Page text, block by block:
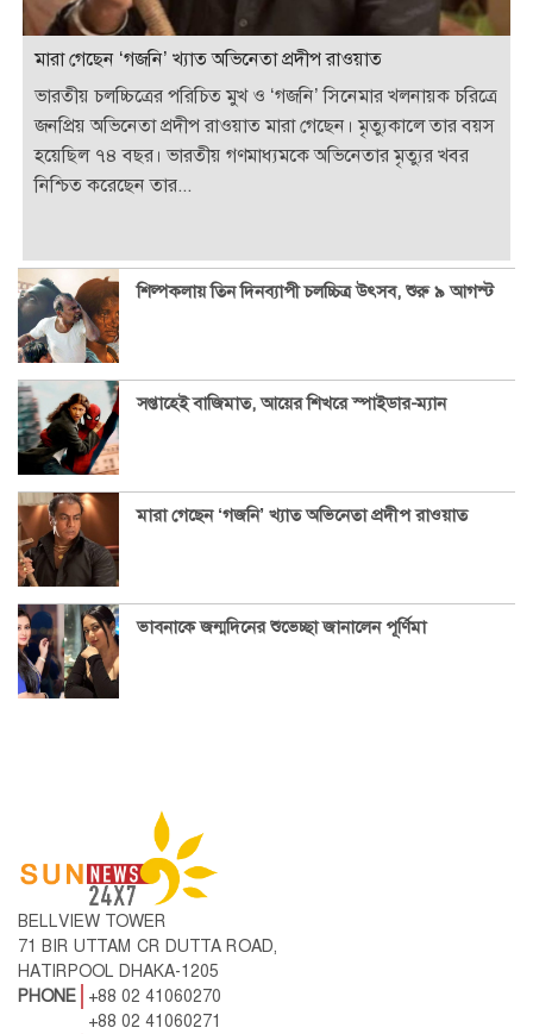
মারা গেছেন ‘গজনি’ খ্যাত অভিনেতা প্রদীপ রাওয়াত
ভারতীয় চলচ্চিত্রের পরিচিত মুখ ও ‘গজনি’ সিনেমার খলনায়ক চরিত্রে
জনপ্রিয় অভিনেতা প্রদীপ রাওয়াত মারা গেছেন। মৃত্যুকালে তার বয়স
হয়েছিল ৭৪ বছর। ভারতীয় গণমাধ্যমকে অভিনেতার মৃত্যুর খবর
নিশ্চিত করেছেন তার...
শিল্পকলায় তিন দিনব্যাপী চলচ্চিত্র উৎসব, শুরু ৯ আগস্ট
সপ্তাহেই বাজিমাত, আয়ের শিখরে স্পাইডার-ম্যান
মারা গেছেন ‘গজনি’ খ্যাত অভিনেতা প্রদীপ রাওয়াত
ভাবনাকে জন্মদিনের শুভেচ্ছা জানালেন পূর্ণিমা
BELLVIEW TOWER
71 BIR UTTAM CR DUTTA ROAD,
HATIRPOOL DHAKA-1205
PHONE
+88 02 41060270
+88 02 41060271